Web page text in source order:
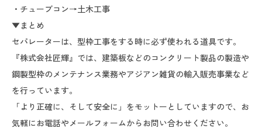
・チューブコン→土木工事
▼まとめ
セパレーターは、型枠工事をする時に必ず使われる道具です。
『株式会社匠輝』では、建築板などのコンクリート製品の製造や
鋼製型枠のメンテナンス業務やアジアン雑貨の輸入販売事業など
を行っています。
「より正確に、そして安全に」をモットーとしていますので、お
気軽にお電話やメールフォームからお問い合わせください。